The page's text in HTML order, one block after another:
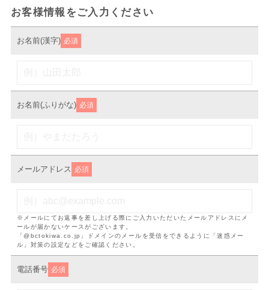
お客様情報をご入力ください
お名前(漢字) 必須
お名前(ふりがな) 必須
メールアドレス 必須
※メールにてお返事を差し上げる際にご入力いただいたメールアドレスにメ
ールが届かないケースがございます。
「@bctokiwa.co.jp」ドメインのメールを受信をできるように「迷惑メー
ル」対策の設定などをご確認ください。
電話番号 必須